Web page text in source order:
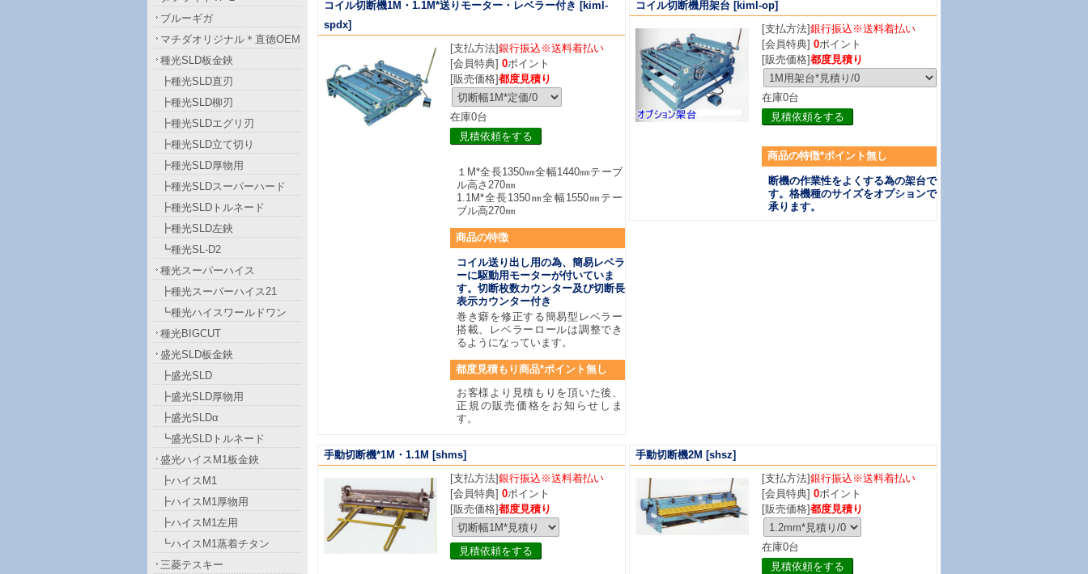
コイル切断機1M・1.1M*送りモーター・レベラー付き [kiml-
spdx]
[支払方法]銀行振込※送料着払い
[会員特典] 0ポイント
[販売価格]都度見積り
在庫0台
見積依頼をする
１M*全長1350㎜全幅1440㎜テーブ
ル高さ270㎜
1.1M*全長1350㎜全幅1550㎜テー
ブル高270㎜
商品の特徴
コイル送り出し用の為、簡易レベラ
ーに駆動用モーターが付いていま
す。切断枚数カウンター及び切断長
表示カウンター付き
巻き癖を修正する簡易型レベラー
搭載、レベラーロールは調整でき
るようになっています。
都度見積もり商品*ポイント無し
お客様より見積もりを頂いた後、
正規の販売価格をお知らせしま
す。
コイル切断機用架台 [kiml-op]
[支払方法]銀行振込※送料着払い
[会員特典] 0ポイント
[販売価格]都度見積り
在庫0台
見積依頼をする
商品の特徴*ポイント無し
断機の作業性をよくする為の架台で
す。格機種のサイズをオプションで
承ります。
手動切断機*1M・1.1M [shms]
[支払方法]銀行振込※送料着払い
[会員特典] 0ポイント
[販売価格]都度見積り
見積依頼をする
手動切断機2M [shsz]
[支払方法]銀行振込※送料着払い
[会員特典] 0ポイント
[販売価格]都度見積り
在庫0台
見積依頼をする
ブルーギガ
マチダオリジナル＊直徳OEM
種光SLD板金鋏
┣種光SLD直刃
┣種光SLD柳刃
┣種光SLDエグリ刃
┣種光SLD立て切り
┣種光SLD厚物用
┣種光SLDスーパーハード
┣種光SLDトルネード
┣種光SLD左鋏
┗種光SL-D2
種光スーパーハイス
┣種光スーパーハイス21
┗種光ハイスワールドワン
種光BIGCUT
盛光SLD板金鋏
┣盛光SLD
┣盛光SLD厚物用
┣盛光SLDα
┗盛光SLDトルネード
盛光ハイスM1板金鋏
┣ハイスM1
┣ハイスM1厚物用
┣ハイスM1左用
┗ハイスM1蒸着チタン
三菱テスキー